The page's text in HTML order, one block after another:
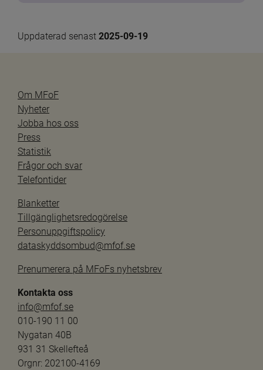
Uppdaterad senast 2025-09-19
Om MFoF
Nyheter
Jobba hos oss
Press
Statistik
Frågor och svar
Telefontider
Blanketter
Tillgänglighetsredogörelse
Personuppgiftspolicy
dataskyddsombud@mfof.se
Prenumerera på MFoFs nyhetsbrev
Kontakta oss
info@mfof.se
010-190 11 00
Nygatan 40B
931 31 Skellefteå
Orgnr: 202100-4169